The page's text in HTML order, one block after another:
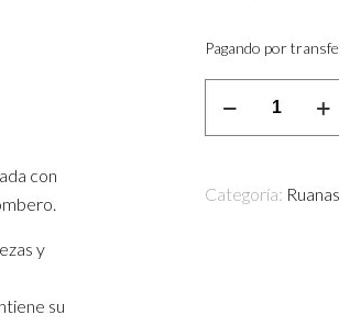
con
y
su
Pagando por
Categoría: Ruanas